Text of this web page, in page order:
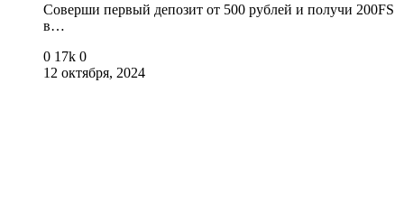
Соверши первый депозит от 500 рублей и получи 200FS
в…
0 17k 0
12 октября, 2024